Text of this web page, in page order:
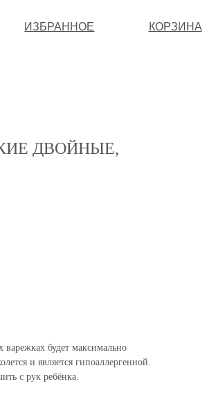
КОРЗИНА
ДВОЙНЫЕ,
будет максимально
и является гипоаллергенной.
с рук ребёнка.